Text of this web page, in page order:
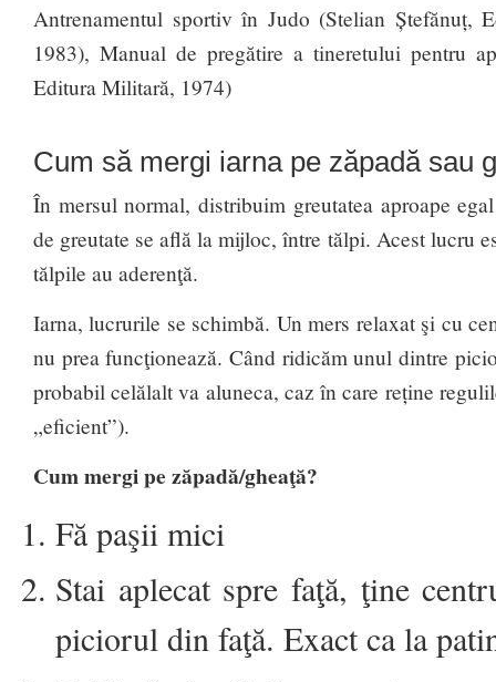
Antrenamentul sportiv în Judo (Stelian Ștefănuț,
1983), Manual de pregătire a tineretului pentru
Editura Militară, 1974)
Cum să mergi iarna pe zăpadă sau
În mersul normal, distribuim greutatea aproape
de greutate se află la mijloc, între tălpi. Acest lucru
tălpile au aderenţă.
Iarna, lucrurile se schimbă. Un mers relaxat şi cu
nu prea funcţionează. Când ridicăm unul dintre
probabil celălalt va aluneca, caz în care reține
„eficient”).
Cum mergi pe zăpadă/gheaţă?
Fă paşii mici
Stai aplecat spre faţă, ţine
piciorul din faţă. Exact ca la